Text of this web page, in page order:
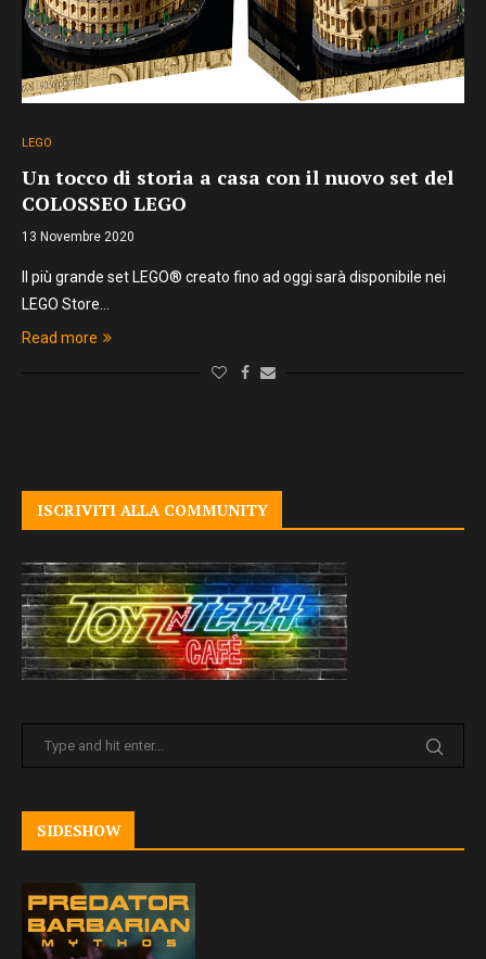
LEGO
Un tocco di storia a casa con il nuovo set del
COLOSSEO LEGO
13 Novembre 2020
Il più grande set LEGO® creato fino ad oggi sarà disponibile nei
LEGO Store…
Read more
ISCRIVITI ALLA COMMUNITY
SIDESHOW